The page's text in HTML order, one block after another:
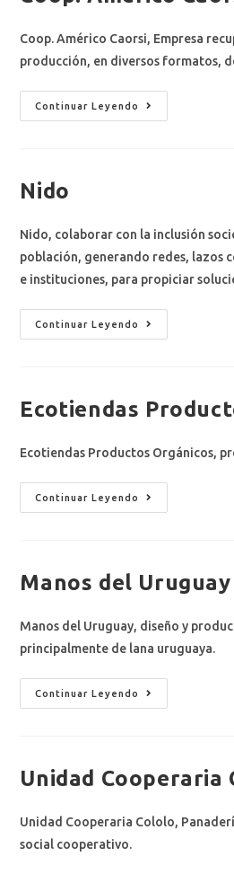
Coop. Américo Caorsi, Empresa
producción, en diversos formatos,
Continuar Leyendo
Nido
Nido, colaborar con la inclusión
población, generando redes, lazos
e instituciones, para propiciar
Continuar Leyendo
Ecotiendas
Ecotiendas Productos Orgánicos,
Continuar Leyendo
Manos del Uruguay
Manos del Uruguay, diseño y
principalmente de lana uruguaya.
Continuar Leyendo
Unidad Cooperaria
Unidad Cooperaria Cololo,
social cooperativo.